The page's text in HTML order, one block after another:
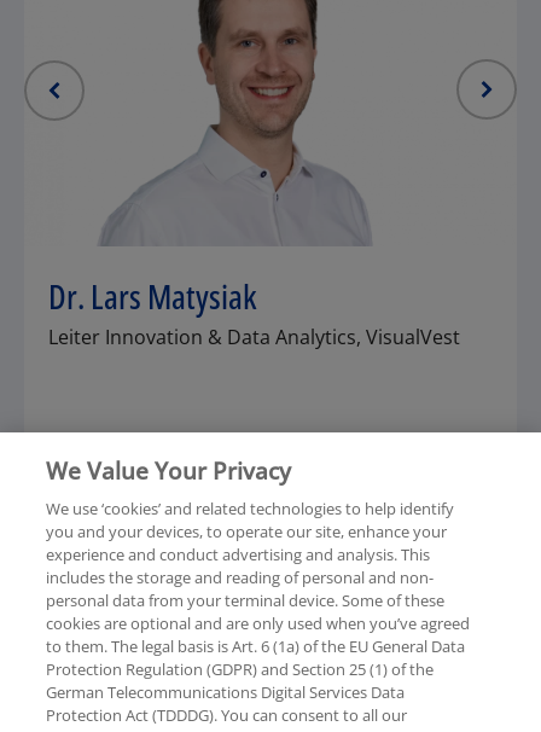
Dr. Lars Matysiak
Leiter Innovation & Data Analytics, VisualVest
Rechtliche Hinweise Datenschutzerklärung
Sitemap Hilfe Unternehmensangaben
We Value Your Privacy
We use ‘cookies’ and related technologies to help identify
you and your devices, to operate our site, enhance your
experience and conduct advertising and analysis. This
includes the storage and reading of personal and non-
personal data from your terminal device. Some of these
cookies are optional and are only used when you’ve agreed
to them. The legal basis is Art. 6 (1a) of the EU General Data
Protection Regulation (GDPR) and Section 25 (1) of the
German Telecommunications Digital Services Data
Protection Act (TDDDG). You can consent to all our